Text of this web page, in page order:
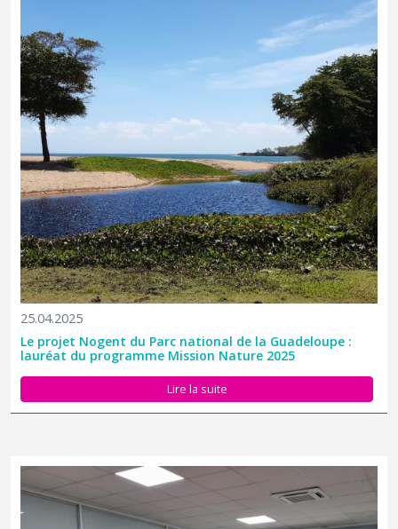
25.04.2025
Le projet Nogent du Parc national de la Guadeloupe :
lauréat du programme Mission Nature 2025
Lire la suite
Le 25 mars au siège du Parc à Saint-Claude, le 1 er avril à Morne-